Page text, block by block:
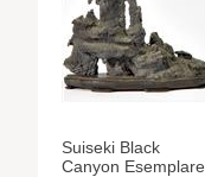
Suiseki Black
Canyon Esemplare